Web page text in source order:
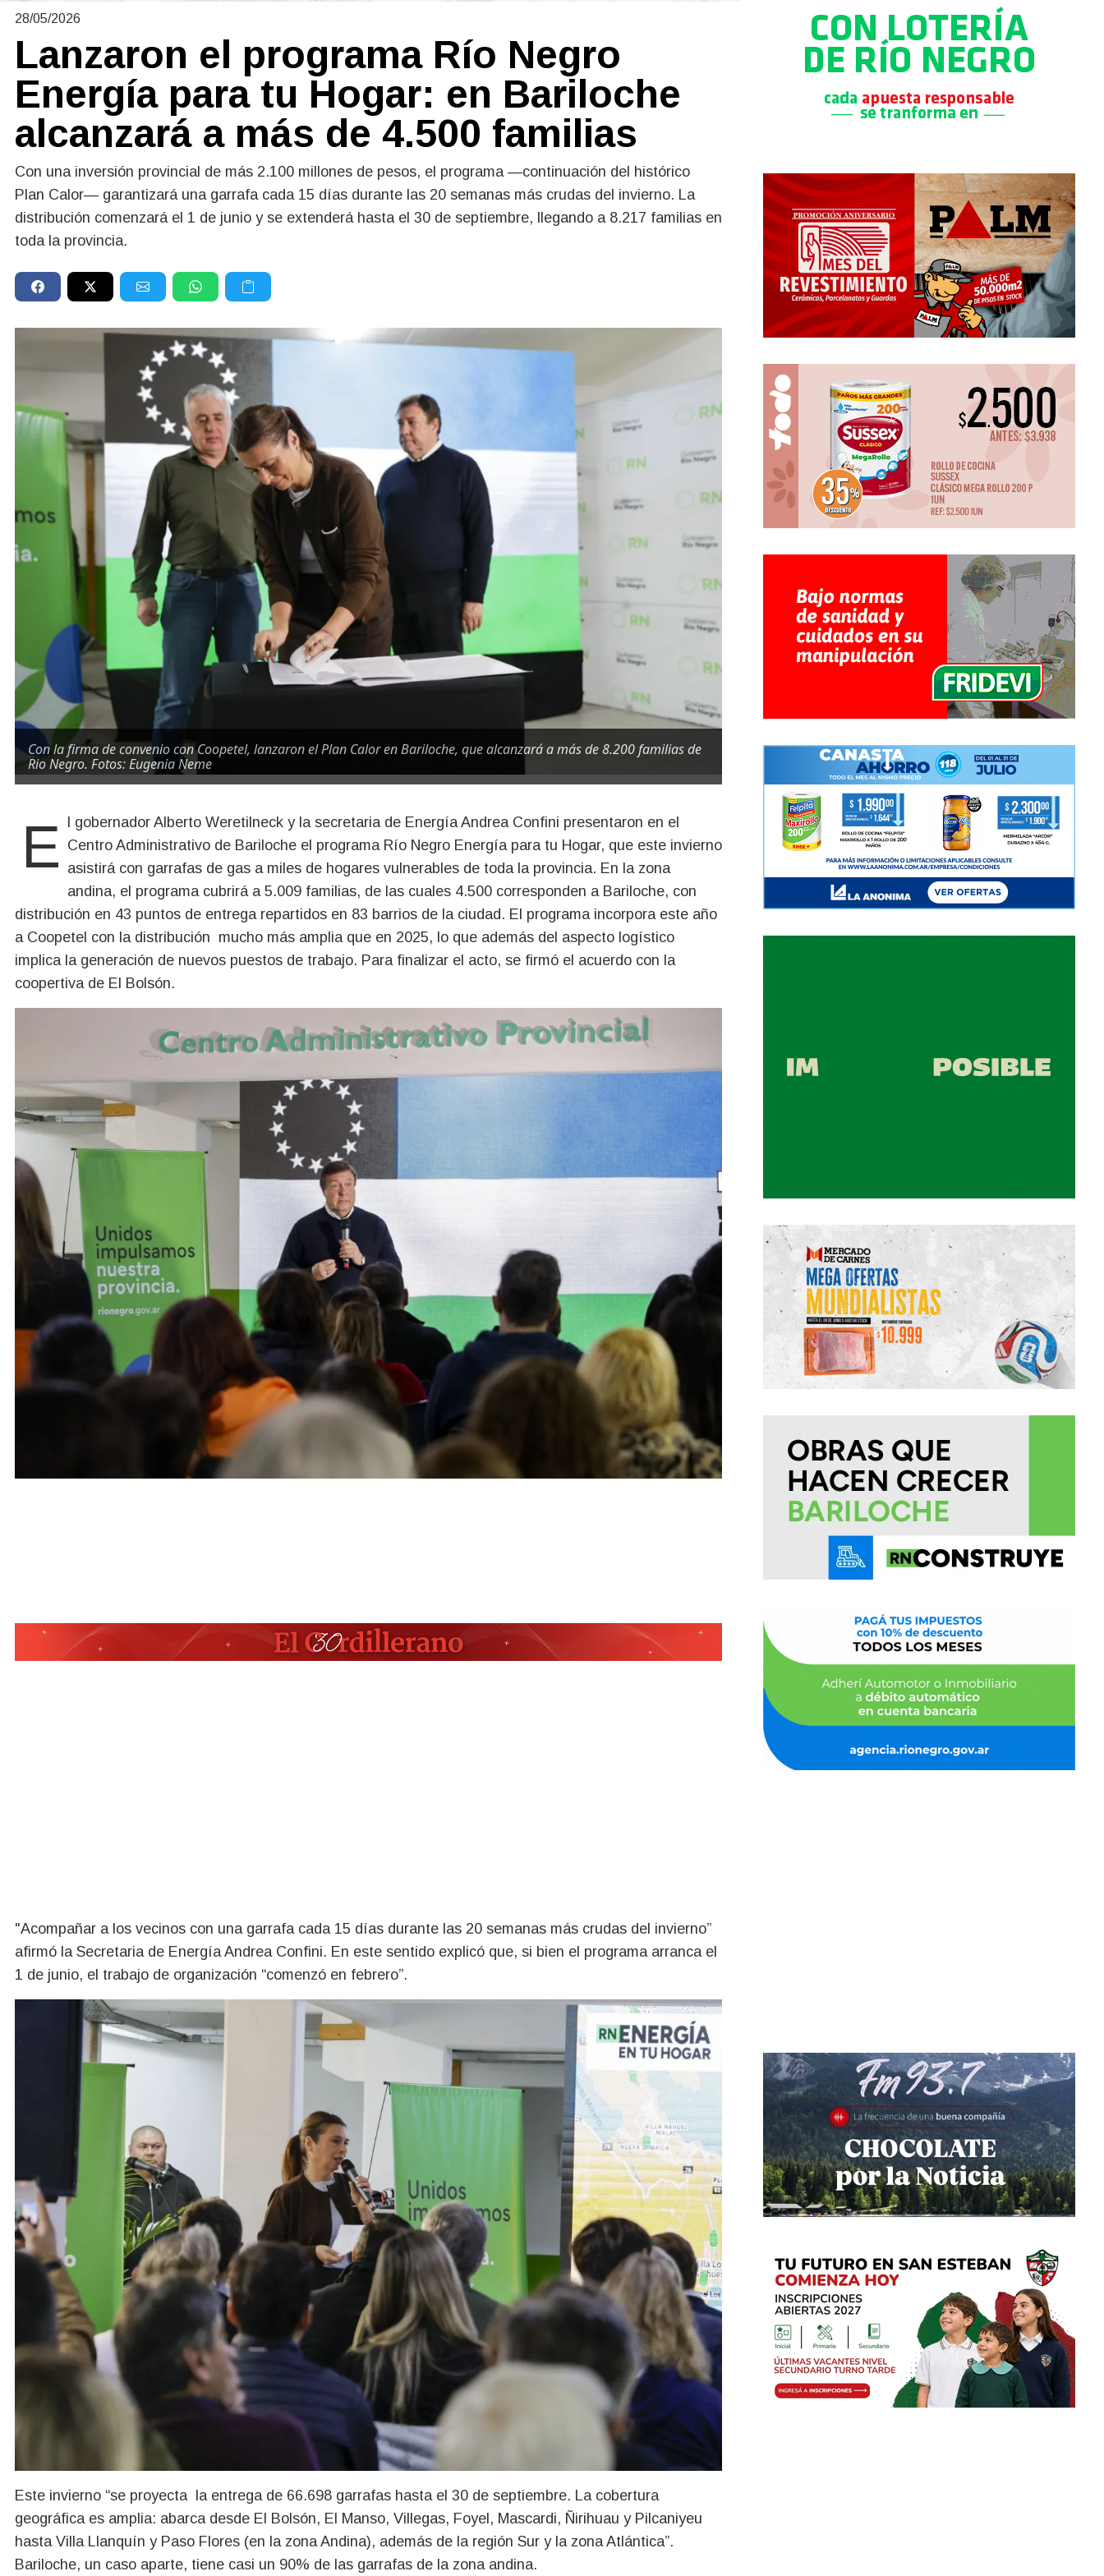
28/05/2026
Lanzaron el programa Río Negro
Energía para tu Hogar: en Bariloche
alcanzará a más de 4.500 familias
Con una inversión provincial de más 2.100 millones de pesos, el programa —continuación del histórico
Plan Calor— garantizará una garrafa cada 15 días durante las 20 semanas más crudas del invierno. La
distribución comenzará el 1 de junio y se extenderá hasta el 30 de septiembre, llegando a 8.217 familias en
toda la provincia.
Con la firma de convenio con Coopetel, lanzaron el Plan Calor en Bariloche, que alcanzará a más de 8.200 familias de
Rio Negro. Fotos: Eugenia Neme
El gobernador Alberto Weretilneck y la secretaria de Energía Andrea Confini presentaron en el Centro Administrativo de Bariloche el programa Río Negro Energía para tu Hogar, que este invierno
asistirá con garrafas de gas a miles de hogares vulnerables de toda la provincia. En la zona
andina, el programa cubrirá a 5.009 familias, de las cuales 4.500 corresponden a Bariloche, con
distribución en 43 puntos de entrega repartidos en 83 barrios de la ciudad. El programa incorpora este año
a Coopetel con la distribución mucho más amplia que en 2025, lo que además del aspecto logístico
implica la generación de nuevos puestos de trabajo. Para finalizar el acto, se firmó el acuerdo con la
coopertiva de El Bolsón.
"Acompañar a los vecinos con una garrafa cada 15 días durante las 20 semanas más crudas del invierno”
afirmó la Secretaria de Energía Andrea Confini. En este sentido explicó que, si bien el programa arranca el
1 de junio, el trabajo de organización “comenzó en febrero”.
Este invierno “se proyecta la entrega de 66.698 garrafas hasta el 30 de septiembre. La cobertura
geográfica es amplia: abarca desde El Bolsón, El Manso, Villegas, Foyel, Mascardi, Ñirihuau y Pilcaniyeu
hasta Villa Llanquín y Paso Flores (en la zona Andina), además de la región Sur y la zona Atlántica”.
Bariloche, un caso aparte, tiene casi un 90% de las garrafas de la zona andina.